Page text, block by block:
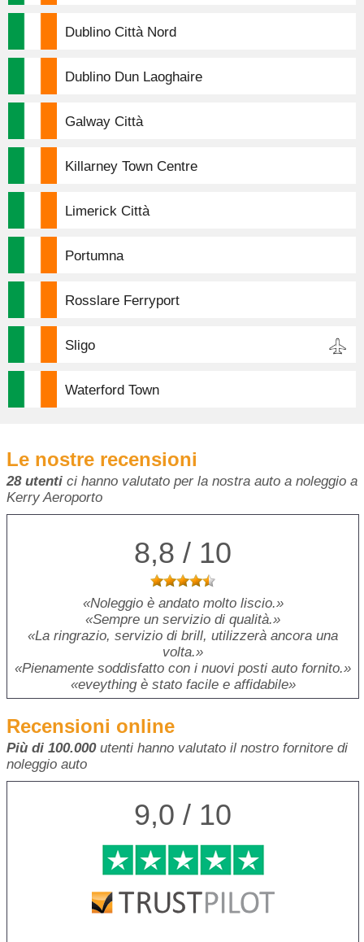
Dublino Città Nord
Dublino Dun Laoghaire
Galway Città
Killarney Town Centre
Limerick Città
Portumna
Rosslare Ferryport
Sligo
Waterford Town
Le nostre recensioni
28 utenti ci hanno valutato per la nostra auto a noleggio a
Kerry Aeroporto
8,8 / 10
Noleggio è andato molto liscio.
Sempre un servizio di qualità.
La ringrazio, servizio di brill, utilizzerà ancora una
volta.
Pienamente soddisfatto con i nuovi posti auto fornito.
eveything è stato facile e affidabile
Recensioni online
Più di 100.000utenti hanno valutato il nostro fornitore di
noleggio auto
9,0 / 10